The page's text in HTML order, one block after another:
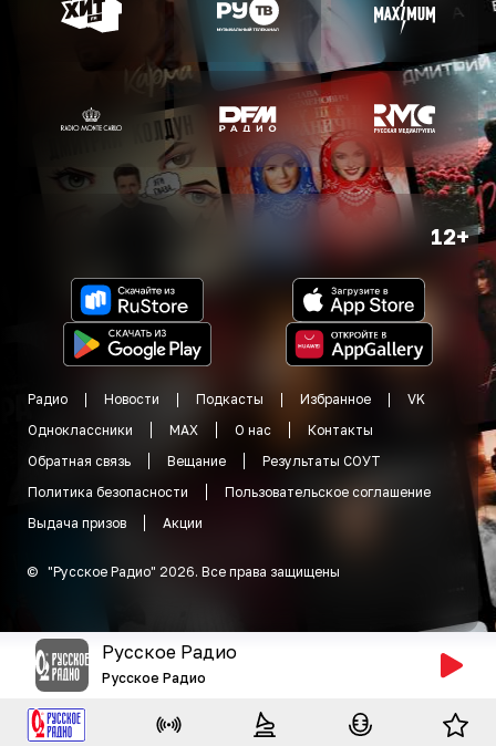
12+
Радио Новости Подкасты Избранное
VK
Одноклассники
MAX О нас
Контакты
Обратная связь
Вещание
Результаты СОУТ
Политика безопасности
Пользовательское соглашение
Выдача призов
Акции
© "Русское Радио" 2026. Все права защищены
Русское Радио
Русское Радио